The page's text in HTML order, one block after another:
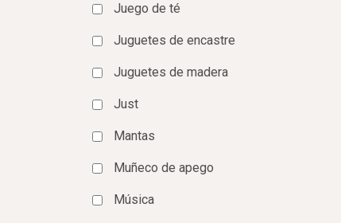
Juego de té
Juguetes de encastre
Juguetes de madera
Just
Mantas
Muñeco de apego
Música